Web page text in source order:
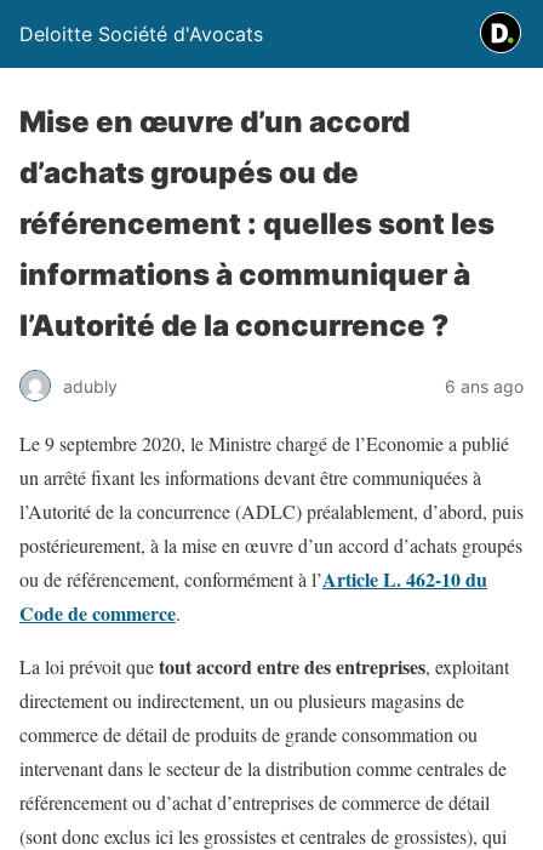
Deloitte Société d'Avocats
Mise en œuvre d’un accord
d’achats groupés ou de
référencement : quelles sont les
informations à communiquer à
l’Autorité de la concurrence ?
adubly 6 ans ago
Le 9 septembre 2020, le Ministre chargé de l’Economie a publié
un arrêté fixant les informations devant être communiquées à
l’Autorité de la concurrence (ADLC) préalablement, d’abord, puis
postérieurement, à la mise en œuvre d’un accord d’achats groupés
ou de référencement, conformément à l’Article L. 462-10 du
Code de commerce.
La loi prévoit quetout accord entre des entreprises, exploitant
directement ou indirectement, un ou plusieurs magasins de
commerce de détail de produits de grande consommation ou
intervenant dans le secteur de la distribution comme centrales de
référencement ou d’achat d’entreprises de commerce de détail
(sont donc exclus ici les grossistes et centrales de grossistes), qui